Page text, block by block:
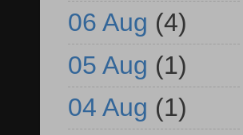
06 Aug (4)
05 Aug (1)
04 Aug (1)